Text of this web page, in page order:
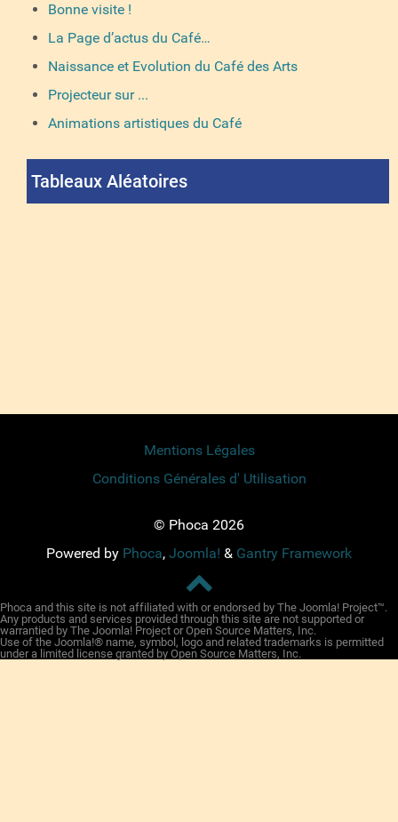
Bonne visite !
La Page d’actus du Café…
Naissance et Evolution du Café des Arts
Projecteur sur ...
Animations artistiques du Café
Tableaux Aléatoires
Mentions Légales
Conditions Générales d' Utilisation
© Phoca 2026
Powered by Phoca, Joomla! & Gantry Framework
Phoca and this site is not affiliated with or endorsed by The Joomla! Project™.
Any products and services provided through this site are not supported or
warrantied by The Joomla! Project or Open Source Matters, Inc.
Use of the Joomla!® name, symbol, logo and related trademarks is permitted
under a limited license granted by Open Source Matters, Inc.